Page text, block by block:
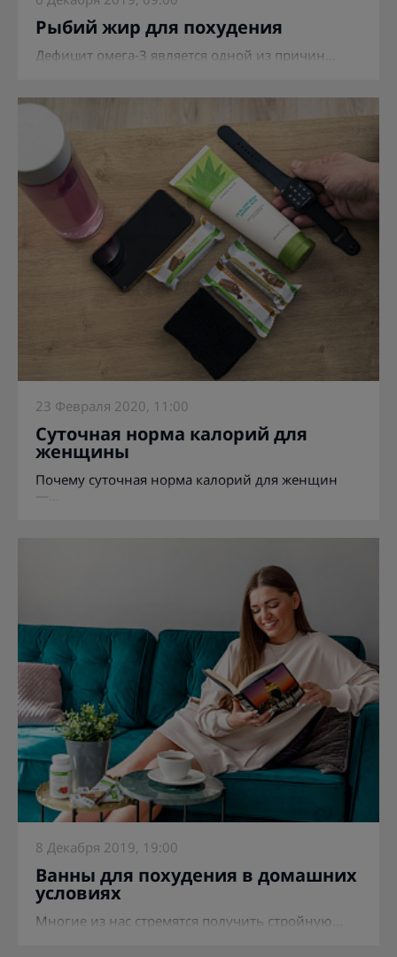
Рыбий жир для похудения
Дефицит омега-3 является одной из причин...
23 Февраля 2020, 11:00
Суточная норма калорий для
женщины
Почему суточная норма калорий для женщин
8 Декабря 2019, 19:00
Ванны для похудения в домашних
условиях
Многие из нас стремятся получить стройную...